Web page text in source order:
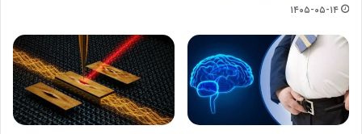
۱۴۰۵-۰۵-۱۴